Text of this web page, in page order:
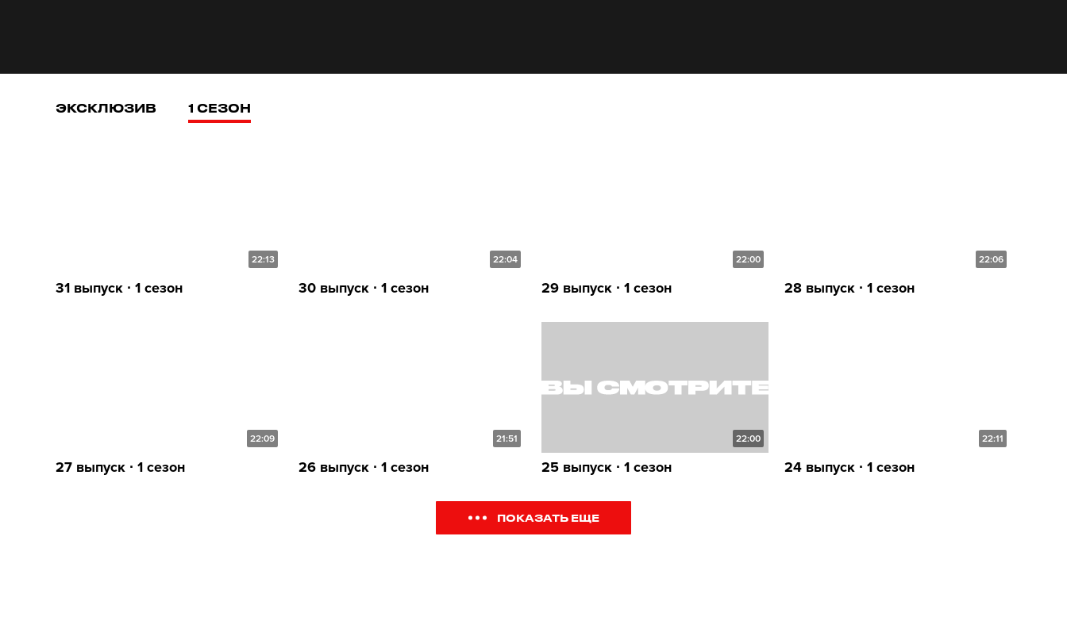
ЭКСКЛЮЗИВ 1 СЕЗОН
22:13
31 выпуск ∙ 1 сезон
22:04
30 выпуск ∙ 1 сезон
22:00
29 выпуск ∙ 1 сезон
22:06
28 выпуск ∙ 1 сезон
22:09
27 выпуск ∙ 1 сезон
21:51
26 выпуск ∙ 1 сезон
22:00
25 выпуск ∙ 1 сезон
22:11
24 выпуск ∙ 1 сезон
ПОКАЗАТЬ ЕЩЕ